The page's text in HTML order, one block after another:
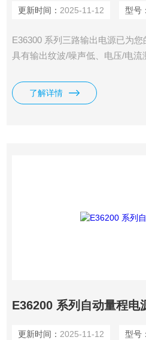
更新时间： 2025-11-12 型号：
E36300 系列三路输出电源已为
具有输出纹波/噪声低、电压/电
的电源，并可同时查看所有输出
多个*功能，例如数据记录、输出
了解详情
E36200 系列自动量程电
更新时间： 2025-11-12 型号：